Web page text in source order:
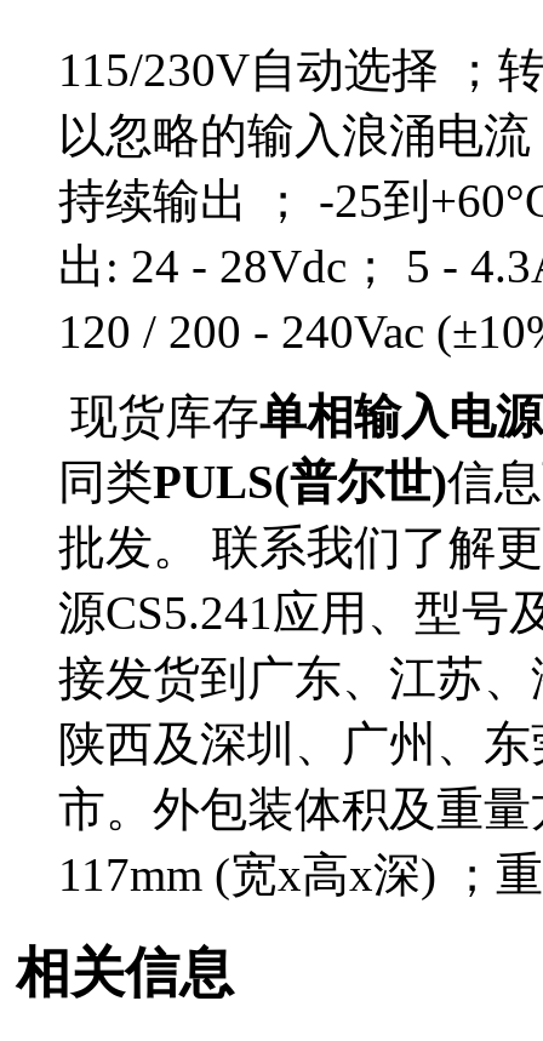
115/230V自动选择 ；
以忽略的输入浪涌电
持续输出 ； -25到
出: 24 - 28Vdc； 5 -
120 / 200 - 240Vac
现货库存单相输入电
同类PULS(普尔世)信
批发。 联系我们了解
源CS5.241应用、型号
接发货到广东、江苏
陕西及深圳、广州、
市。外包装体积及重
117mm (宽x高x深) ；
相关信息